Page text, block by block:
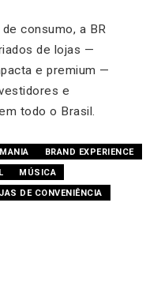
consumo, a BR
de lojas —
e premium —
e
todo o Brasil.
BRAND EXPERIENCE
MÚSICA
DE CONVENIÊNCIA